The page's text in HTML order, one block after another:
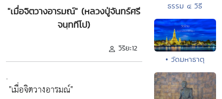
"เมื่อจิตวางอารมณ์" (หลวงปู่จันทร์ศรี
จนฺททีโป)
วิริยะ12
.
"เมื่อจิตวางอารมณ์"
ธรรม ๔ วิธี
• วัดมหาธาตุ